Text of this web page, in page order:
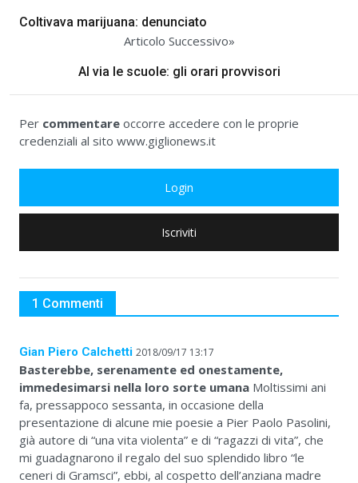
Coltivava marijuana: denunciato
Articolo Successivo»
Al via le scuole: gli orari provvisori
Per commentare occorre accedere con le proprie
credenziali al sito www.giglionews.it
Login
Iscriviti
1 Commenti
Gian Piero Calchetti 2018/09/17 13:17
Basterebbe, serenamente ed onestamente,
immedesimarsi nella loro sorte umana Moltissimi ani
fa, pressappoco sessanta, in occasione della
presentazione di alcune mie poesie a Pier Paolo Pasolini,
già autore di “una vita violenta” e di “ragazzi di vita”, che
mi guadagnarono il regalo del suo splendido libro “le
ceneri di Gramsci”, ebbi, al cospetto dell’anziana madre